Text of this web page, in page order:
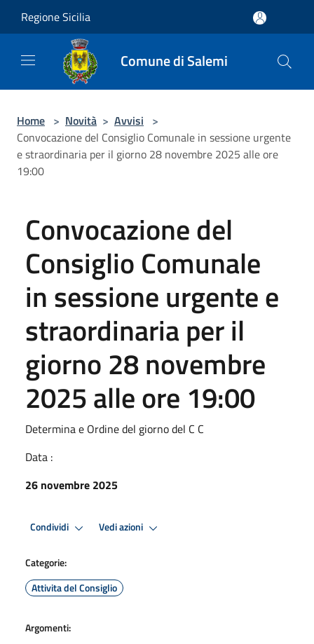
Regione Sicilia
Comune di Salemi
Home > Novità > Avvisi >
Convocazione del Consiglio Comunale in sessione urgente
e straordinaria per il giorno 28 novembre 2025 alle ore
19:00
Convocazione del
Consiglio Comunale
in sessione urgente e
straordinaria per il
giorno 28 novembre
2025 alle ore 19:00
Determina e Ordine del giorno del C C
Data :
26 novembre 2025
Condividi Vedi azioni
Categorie:
Attivita del Consiglio
Argomenti: